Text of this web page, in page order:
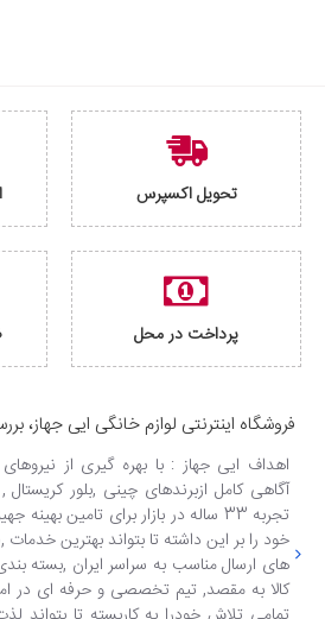
تحویل اکسپرس
پرداخت در محل
فروشگاه اینترنتی لوازم خانگی ایی جهاز،
اهداف ایی جهاز : با بهره گیری از
آگاهی کامل ازبرندهای چینی ,بلور
تجربه 33 ساله در بازار برای تامین
خود را بر این داشته تا بتواند بهترین
های ارسال مناسب به سراسر ایران ,بسته
کالا به مقصد, تیم تخصصی و حرفه ای در